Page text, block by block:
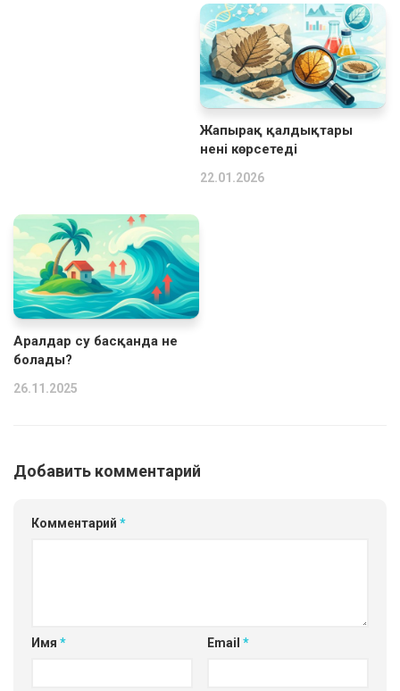
Жапырақ қалдықтары
нені көрсетеді
22.01.2026
Аралдар су басқанда не
болады?
26.11.2025
Добавить комментарий
Комментарий *
Имя * Email *